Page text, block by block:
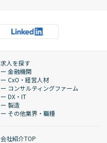
求人を探す
ー 金融機関
ー CxO・経営人材
ー コンサルティングファーム
ー DX・IT
ー 製造
ー その他業界・職種
会社紹介TOP